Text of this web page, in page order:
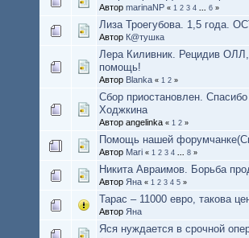
Автор marinaNP « 1 2 3 4 ... 6 »
Лиза Троегубова. 1,5
Автор К@тушка
Лера Киливник. Рецидив
помощь!
Автор Blanka « 1 2 »
Cбор приостановлен.
Ходжкина
Автор angelinka « 1 2 »
Помощь нашей
Автор Mari « 1 2 3 4 ... 8 »
Никита Авраимов. Борьба
Автор Яна « 1 2 3 4 5 »
Тарас – 11000 евро, такова
Автор Яна
Яся нуждается в срочной